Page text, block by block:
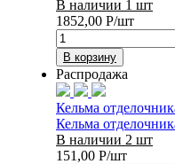
В наличии 1 шт
1852,00 Р/шт
В корзину
Распродажа
Кельма
Кельма
В наличии 2 шт
151,00 Р/шт